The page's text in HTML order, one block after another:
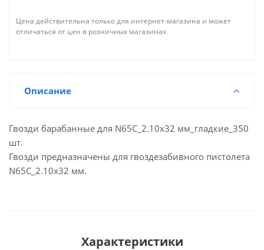
Цена действительна только для интернет-магазина и может
отличаться от цен в розничных магазинах
Описание
Гвозди барабанные для N65C_2.10x32 мм_гладкие_350
шт.
Гвозди предназначены для гвоздезабивного пистолета
N65C_2.10x32 мм.
Характеристики